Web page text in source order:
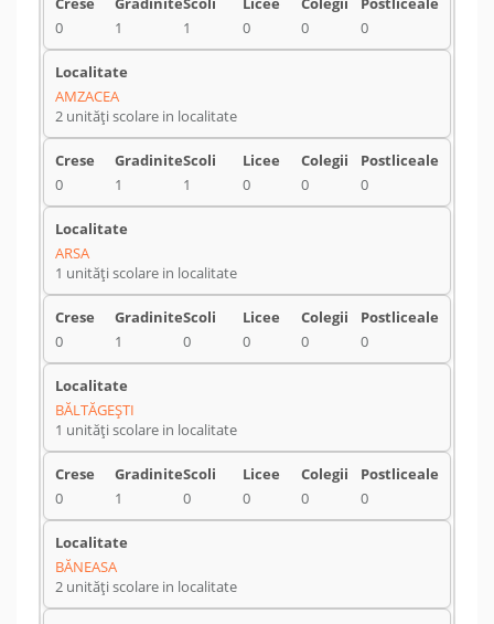
0 1 1 0 0 0
AMZACEA
2 unități scolare in localitate
0 1 1 0 0 0
ARSA
1 unități scolare in localitate
0 1 0 0 0 0
BĂLTĂGEŞTI
1 unități scolare in localitate
0 1 0 0 0 0
BĂNEASA
2 unități scolare in localitate